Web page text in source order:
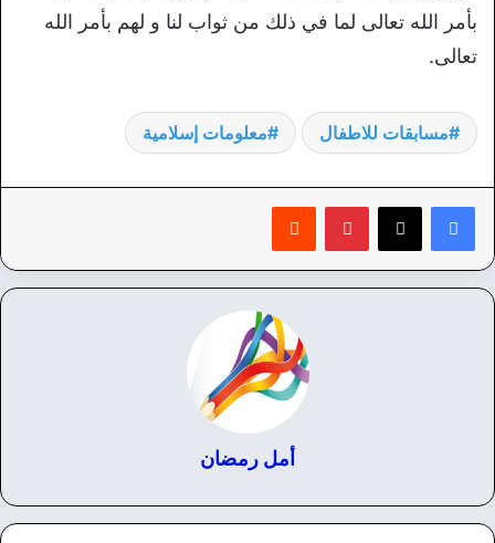
بأمر الله تعالى لما في ذلك من ثواب لنا و لهم بأمر الله
تعالى.
مسابقات للاطفال معلومات إسلامية
بينتيريست
أمل رمضان